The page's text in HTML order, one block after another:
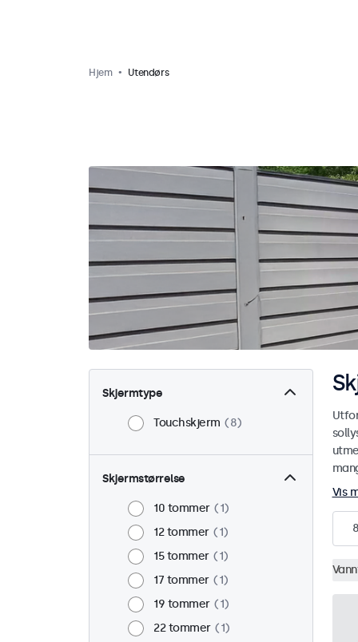
Hjem Utendørs
Skjermtype
Touchskjerm 8
Skjermstørrelse
10 tommer
1
12 tommer
1
15 tommer
1
17 tommer
1
19 tommer
1
22 tommer
1
Vis
8